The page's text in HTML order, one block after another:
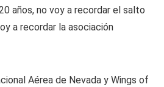
años, no voy a recordar el salto
a recordar la asociación
Aérea de Nevada y Wings of